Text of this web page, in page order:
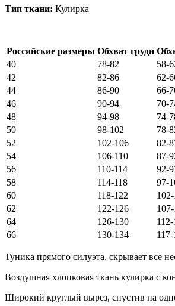
Тип ткани: Кулирка
Российские размеры Обхват груди
40
78-82 58-
42
82-86 62-
44
86-90 66-
46
90-94 70-
48
94-98 74-
50
98-102 78-
52
102-106 82-
54
106-110 87-
56
110-114 92-
58
114-118 97-
60
118-122
62
122-126
64
126-130
66
130-134
Туника прямого силуэта, скрывает все
Воздушная хлопковая ткань кулирка с
Широкий круглый вырез, спустив на